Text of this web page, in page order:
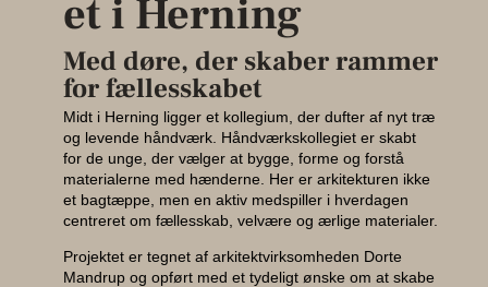
Nordic
et i Herning
Med døre, der skaber rammer
for fællesskabet
Midt i Herning ligger et kollegium, der dufter af nyt træ
og levende håndværk. Håndværkskollegiet er skabt
for de unge, der vælger at bygge, forme og forstå
materialerne med hænderne. Her er arkitekturen ikke
et bagtæppe, men en aktiv medspiller i hverdagen
centreret om fællesskab, velvære og ærlige materialer.
Projektet er tegnet af arkitektvirksomheden Dorte
Mandrup og opført med et tydeligt ønske om at skabe